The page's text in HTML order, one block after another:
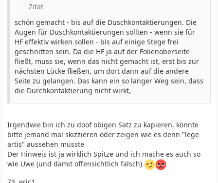
Zitat
schön gemacht - bis auf die Duschkontaktierungen. Die
Augen für Duschkontaktierungen sollten - wenn sie für
HF effektiv wirken sollen - bis auf einige Stege frei
geschnitten sein. Da die HF ja auf der Folienoberseite
fließt, muss sie, wenn das nicht gemacht ist, erst bis zur
nächsten Lücke fließen, um dort dann auf die andere
Seite zu gelangen. Das kann ein so langer Weg sein, dass
die Durchkontaktierung nicht wirkt,
Irgendwie bin ich zu doof obigen Satz zu kapieren, könnte
bitte jemand mal skizzieren oder zeigen wie es denn "lege
artis" aussehen müsste
Der Hinweis ist ja wirklich Spitze und ich mache es auch so
wie Uwe (und damit offensichtlich falsch)